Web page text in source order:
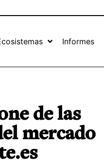
Informes
de las
mercado